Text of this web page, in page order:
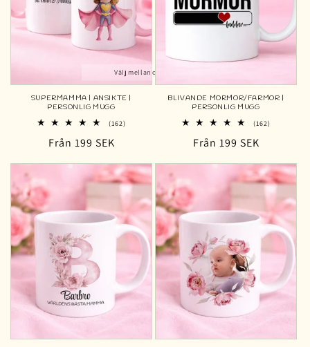
Välj mellan olika färger
SUPERMAMMA | ANSIKTE |
PERSONLIG MUGG
(162)162
Ordinarie
Från 199 SEK
BLIVANDE MORMOR/FARMOR |
PERSONLIG MUGG
(162)162
Ordinarie
Från 199 SEK